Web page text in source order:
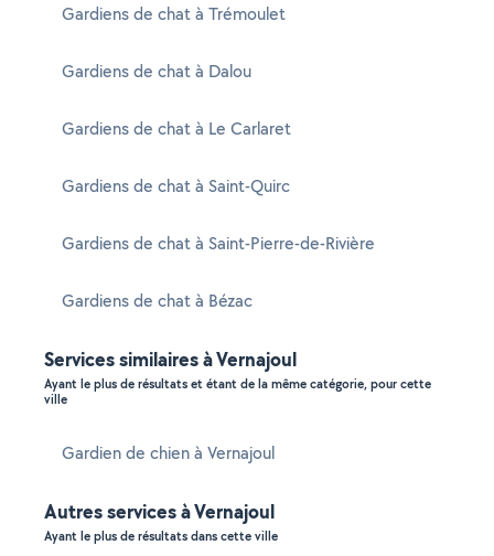
Gardiens de chat à Trémoulet
Gardiens de chat à Dalou
Gardiens de chat à Le Carlaret
Gardiens de chat à Saint-Quirc
Gardiens de chat à Saint-Pierre-de-Rivière
Gardiens de chat à Bézac
Services similaires à Vernajoul
Ayant le plus de résultats et étant de la même catégorie, pour cette
ville
Gardien de chien à Vernajoul
Autres services à Vernajoul
Ayant le plus de résultats dans cette ville